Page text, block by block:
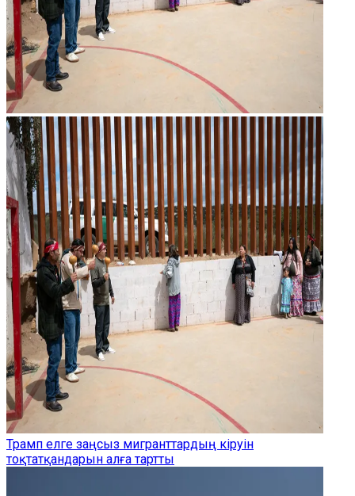
Трамп елге заңсыз мигранттардың кіруін
тоқтатқандарын алға тартты